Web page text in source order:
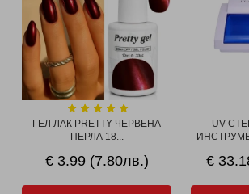
ГЕЛ ЛАК PRETTY ЧЕРВЕНА
ПЕРЛА 18...
€ 3.99 (7.80лв.)
UV
€